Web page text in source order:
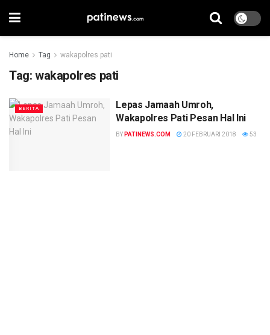
Home Tag wakapolres pati
Tag: wakapolres pati
BERITA
Lepas Jamaah Umroh,
Wakapolres Pati Pesan Hal Ini
BY PATINEWS.COM 20 FEBRUARI 2018 53